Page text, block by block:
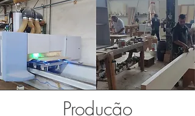
Produção